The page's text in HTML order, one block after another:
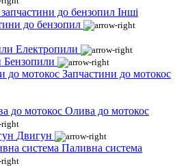
Інші
до бензопил
Електропили
Бензопили
Запчастини до мотокос
Олива до мотокос
Двигун
Паливна система